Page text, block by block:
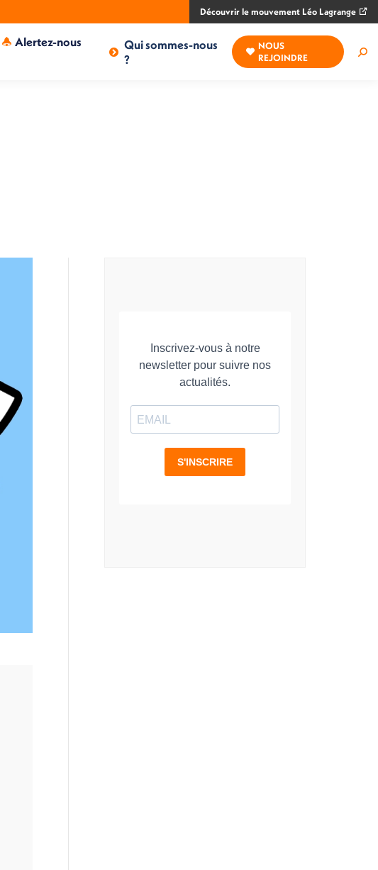
Découvrir le mouvement Léo Lagrange
Alertez-nous
Qui sommes-nous
?
NOUS
REJOINDRE